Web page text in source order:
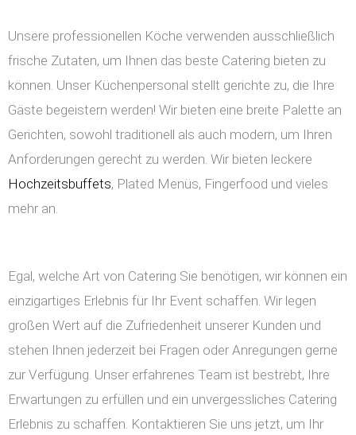
Unsere professionellen Köche verwenden ausschließlich
frische Zutaten, um Ihnen das beste Catering bieten zu
können. Unser Küchenpersonal stellt gerichte zu, die Ihre
Gäste begeistern werden! Wir bieten eine breite Palette an
Gerichten, sowohl traditionell als auch modern, um Ihren
Anforderungen gerecht zu werden. Wir bieten leckere
Hochzeitsbuffets, Plated Menüs, Fingerfood und vieles
mehr an.
Egal, welche Art von Catering Sie benötigen, wir können ein
einzigartiges Erlebnis für Ihr Event schaffen. Wir legen
großen Wert auf die Zufriedenheit unserer Kunden und
stehen Ihnen jederzeit bei Fragen oder Anregungen gerne
zur Verfügung. Unser erfahrenes Team ist bestrebt, Ihre
Erwartungen zu erfüllen und ein unvergessliches Catering
Erlebnis zu schaffen. Kontaktieren Sie uns jetzt, um Ihr